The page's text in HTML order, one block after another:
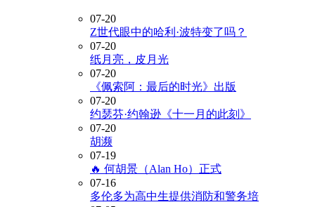
07-20
Z世代眼中的哈利·波特变了吗？
07-20
纸月亮，皮月光
07-20
《佩索阿：最后的时光》出版
07-20
约瑟芬·约翰逊《十一月的此刻》
07-20
胡濒
07-19
🔥 何胡景（Alan Ho）正式
07-16
多伦多为高中生提供消防和警务培